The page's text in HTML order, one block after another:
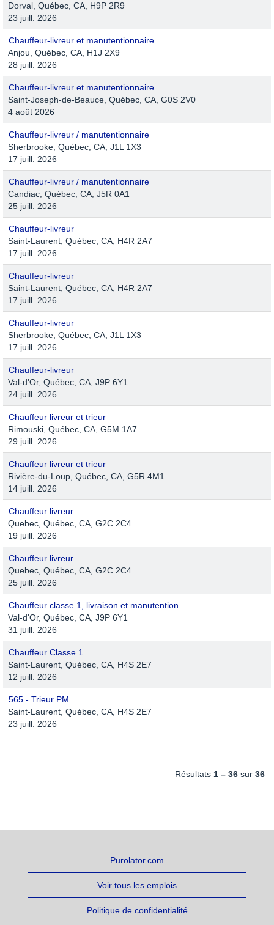
Dorval, Québec, CA, H9P 2R9
23 juill. 2026
Chauffeur-livreur et manutentionnaire
Anjou, Québec, CA, H1J 2X9
28 juill. 2026
Chauffeur-livreur et manutentionnaire
Saint-Joseph-de-Beauce, Québec, CA, G0S 2V0
4 août 2026
Chauffeur-livreur / manutentionnaire
Sherbrooke, Québec, CA, J1L 1X3
17 juill. 2026
Chauffeur-livreur / manutentionnaire
Candiac, Québec, CA, J5R 0A1
25 juill. 2026
Chauffeur-livreur
Saint-Laurent, Québec, CA, H4R 2A7
17 juill. 2026
Chauffeur-livreur
Saint-Laurent, Québec, CA, H4R 2A7
17 juill. 2026
Chauffeur-livreur
Sherbrooke, Québec, CA, J1L 1X3
17 juill. 2026
Chauffeur-livreur
Val-d'Or, Québec, CA, J9P 6Y1
24 juill. 2026
Chauffeur livreur et trieur
Rimouski, Québec, CA, G5M 1A7
29 juill. 2026
Chauffeur livreur et trieur
Rivière-du-Loup, Québec, CA, G5R 4M1
14 juill. 2026
Chauffeur livreur
Quebec, Québec, CA, G2C 2C4
19 juill. 2026
Chauffeur livreur
Quebec, Québec, CA, G2C 2C4
25 juill. 2026
Chauffeur classe 1, livraison et manutention
Val-d'Or, Québec, CA, J9P 6Y1
31 juill. 2026
Chauffeur Classe 1
Saint-Laurent, Québec, CA, H4S 2E7
12 juill. 2026
565 - Trieur PM
Saint-Laurent, Québec, CA, H4S 2E7
23 juill. 2026
Résultats 1 – 36 sur 36
Purolator.com
Voir tous les emplois
Politique de confidentialité